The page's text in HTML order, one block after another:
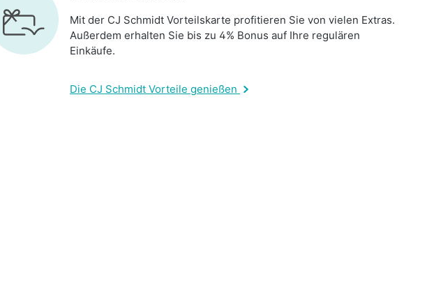
Mit der CJ Schmidt Vorteilskarte profitieren Sie von vielen Extras.
Außerdem erhalten Sie bis zu 4% Bonus auf Ihre regulären
Einkäufe.
Die CJ Schmidt Vorteile genießen